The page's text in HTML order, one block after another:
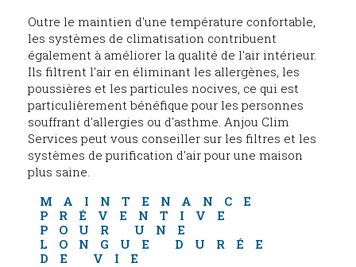
Outre le maintien d'une température confortable,
les systèmes de climatisation contribuent
également à améliorer la qualité de l'air intérieur.
Ils filtrent l'air en éliminant les allergènes, les
poussières et les particules nocives, ce qui est
particulièrement bénéfique pour les personnes
souffrant d'allergies ou d'asthme. Anjou Clim
Services peut vous conseiller sur les filtres et les
systèmes de purification d'air pour une maison
plus saine.
MAINTENANCE
PRÉVENTIVE
POUR UNE
LONGUE DURÉE
DE VIE